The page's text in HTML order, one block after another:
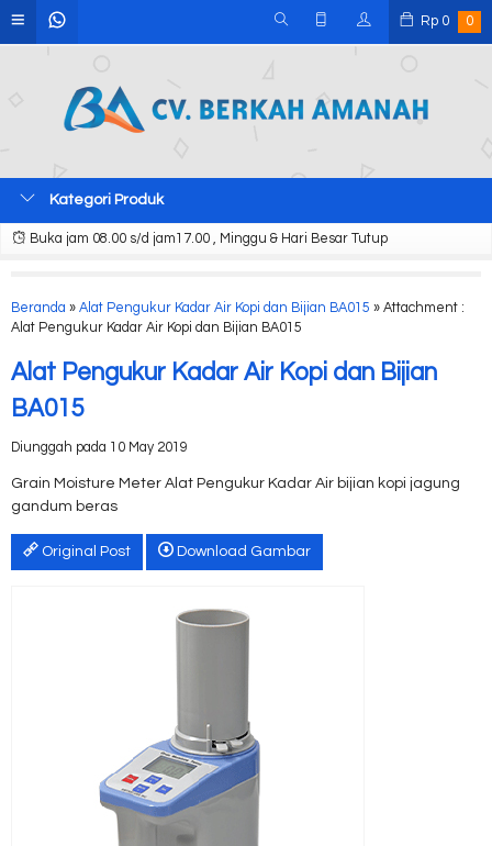
Rp 0 0
Kategori Produk
Buka jam 08.00 s/d jam17.00 , Minggu & Hari Besar Tutup
Beranda » Alat Pengukur Kadar Air Kopi dan Bijian BA015 » Attachment :
Alat Pengukur Kadar Air Kopi dan Bijian BA015
Alat Pengukur Kadar Air Kopi dan Bijian
BA015
Diunggah pada 10 May 2019
Grain Moisture Meter Alat Pengukur Kadar Air bijian kopi jagung
gandum beras
Original Post Download Gambar